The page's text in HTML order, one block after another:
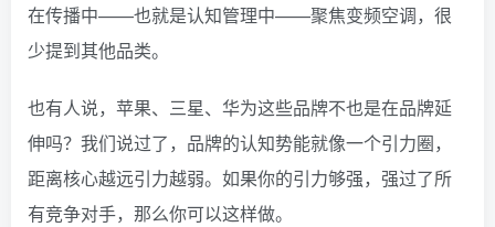
在传播中——也就是认知管理中——聚焦变频空调，很
少提到其他品类。
也有人说，苹果、三星、华为这些品牌不也是在品牌延
伸吗？我们说过了，品牌的认知势能就像一个引力圈，
距离核心越远引力越弱。如果你的引力够强，强过了所
有竞争对手，那么你可以这样做。